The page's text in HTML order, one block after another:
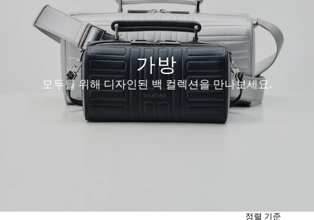
가방
모두를 위해 디자인된 백 컬렉션을 만나보세요.
정렬 기준